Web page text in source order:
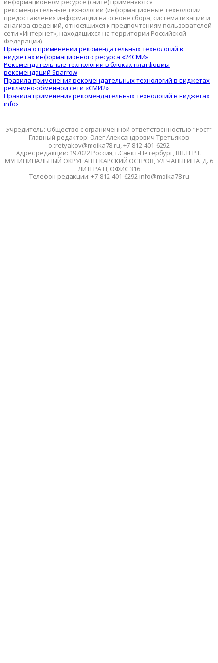
информационном ресурсе (сайте) применяются
рекомендательные технологии (информационные технологии
предоставления информации на основе сбора, систематизации и
анализа сведений, относящихся к предпочтениям пользователей
сети «Интернет», находящихся на территории Российской
Федерации).
Правила о применении рекомендательных технологий в
виджетах информационного ресурса «24СМИ»
Рекомендательные технологии в блоках платформы
рекомендаций Sparrow
Правила применения рекомендательных технологий в виджетах
рекламно-обменной сети «СМИ2»
Правила применения рекомендательных технологий в виджетах
infox
Учредитель: Общество с ограниченной ответственностью "Рост"
Главный редактор: Олег Александрович Третьяков
o.tretyakov@moika78.ru, +7-812-401-6292
Адрес редакции: 197022 Россия, г.Санкт-Петербург, ВН.ТЕР.Г.
МУНИЦИПАЛЬНЫЙ ОКРУГ АПТЕКАРСКИЙ ОСТРОВ, УЛ ЧАПЫГИНА, Д. 6
ЛИТЕРА П, ОФИС 316
Телефон редакции: +7-812-401-6292 info@moika78.ru